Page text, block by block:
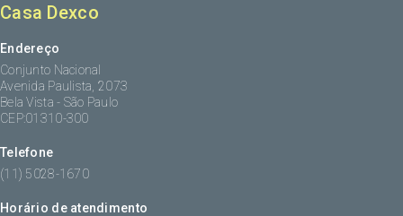
Casa Dexco
Endereço
Conjunto Nacional
Avenida Paulista, 2073
Bela Vista - São Paulo
CEP:01310-300
Telefone
(11) 5028-1670
Horário de atendimento